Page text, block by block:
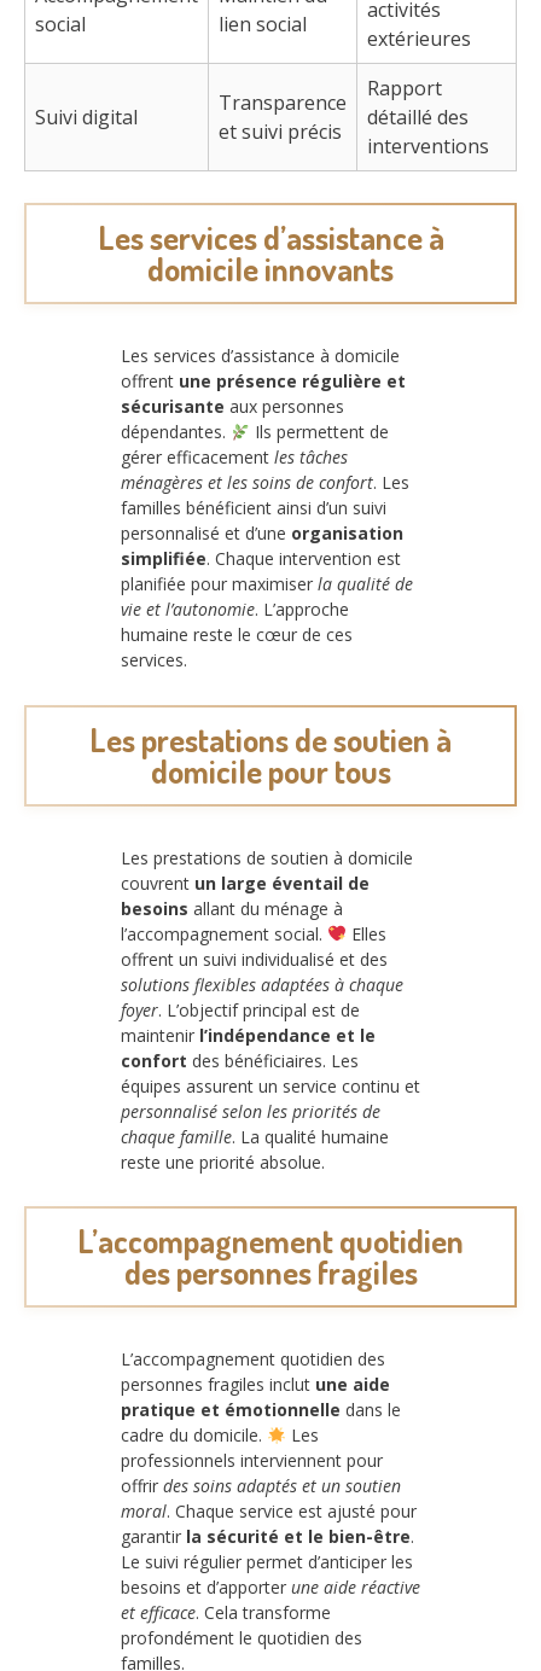
social
lien social
activités
extérieures
Suivi digital
Transparence
et suivi précis
Rapport
détaillé des
interventions
Les services d’assistance à
domicile innovants
Les services d’assistance à domicile
offrent une présence régulière et
sécurisante aux personnes
dépendantes.
Ils permettent de
gérer efficacement les tâches
ménagères et les soins de confort. Les
familles bénéficient ainsi d’un suivi
personnalisé et d’une organisation
simplifiée. Chaque intervention est
planifiée pour maximiser la qualité de
vie et l’autonomie. L’approche
humaine reste le cœur de ces
services.
Les prestations de soutien à
domicile pour tous
Les prestations de soutien à domicile
couvrent un large éventail de
besoins allant du ménage à
l’accompagnement social.
Elles
offrent un suivi individualisé et des
solutions flexibles adaptées à chaque
foyer. L’objectif principal est de
maintenir l’indépendance et le
confort des bénéficiaires. Les
équipes assurent un service continu et
personnalisé selon les priorités de
chaque famille. La qualité humaine
reste une priorité absolue.
L’accompagnement quotidien
des personnes fragiles
L’accompagnement quotidien des
personnes fragiles inclut une aide
pratique et émotionnelle dans le
cadre du domicile.
Les
professionnels interviennent pour
offrir des soins adaptés et un soutien
moral. Chaque service est ajusté pour
garantir la sécurité et le bien-être.
Le suivi régulier permet d’anticiper les
besoins et d’apporter une aide réactive
et efficace. Cela transforme
profondément le quotidien des
familles.